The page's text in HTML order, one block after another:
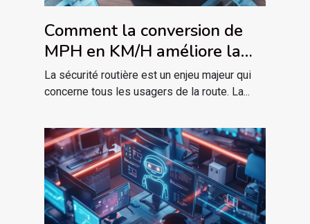
Comment la conversion de
MPH en KM/H améliore la
sécurité routière
La sécurité routière est un enjeu majeur qui
concerne tous les usagers de la route. La...